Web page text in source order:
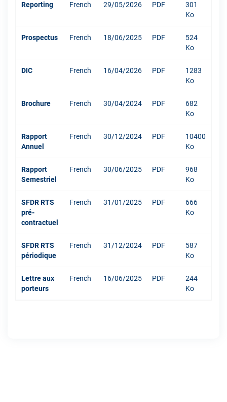
Reporting French 29/05/2026 PDF
301
Ko
Prospectus French 18/06/2025 PDF
524
Ko
DIC French 16/04/2026 PDF
1283
Ko
Brochure French 30/04/2024 PDF
682
Ko
Rapport
Annuel
French 30/12/2024 PDF
10400
Ko
Rapport
Semestriel
French 30/06/2025 PDF
968
Ko
SFDR RTS
pré-
contractuel
French 31/01/2025 PDF
666
Ko
SFDR RTS
périodique
French 31/12/2024 PDF
587
Ko
Lettre aux
porteurs
French 16/06/2025 PDF
244
Ko